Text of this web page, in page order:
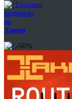
Годовая
подписка
на
Хакер
-50%